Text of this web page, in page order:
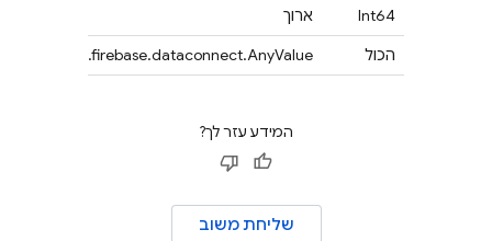
Int64
ארוך
הכול
com.google.firebase.dataconnect.AnyValue
המידע עזר לך?
שליחת משוב